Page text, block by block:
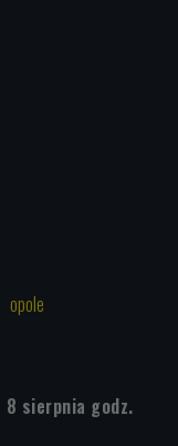
opole
8 sierpnia godz.